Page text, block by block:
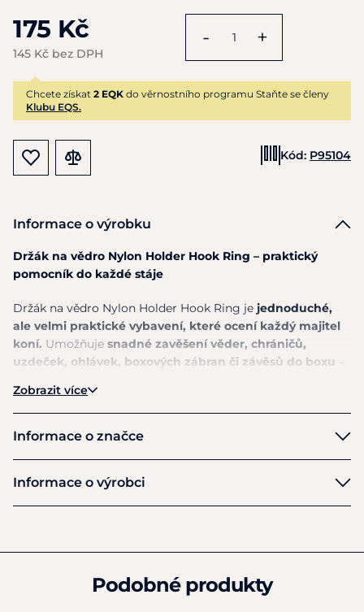
175 Kč
145 Kč bez DPH
- +
Chcete získat 2 EQK do věrnostního programu Staňte se členy
Klubu EQS.
Kód: P95104
Informace o výrobku
Držák na vědro Nylon Holder Hook Ring – praktický
pomocník do každé stáje
Držák na vědro Nylon Holder Hook Ring je jednoduché,
ale velmi praktické vybavení, které ocení každý majitel
koní. Umožňuje snadné zavěšení věder, chráničů,
uzdeček, ohlávek, boxových zábran či závěsů do boxu
Díkypevné nylonové konstrukci je lehký, skladný a
zároveň dostatečně odolný pro každodenní použití
udržet pořádek a mít vše potřebné vždy po ruce.
Přednosti
Univerzální využití (vědra, uzdečky, ohlávky, chrániče
Zobrazit více
Informace o značce
Kentucky
Informace o výrobci
106 Pont West
Podobné produkty